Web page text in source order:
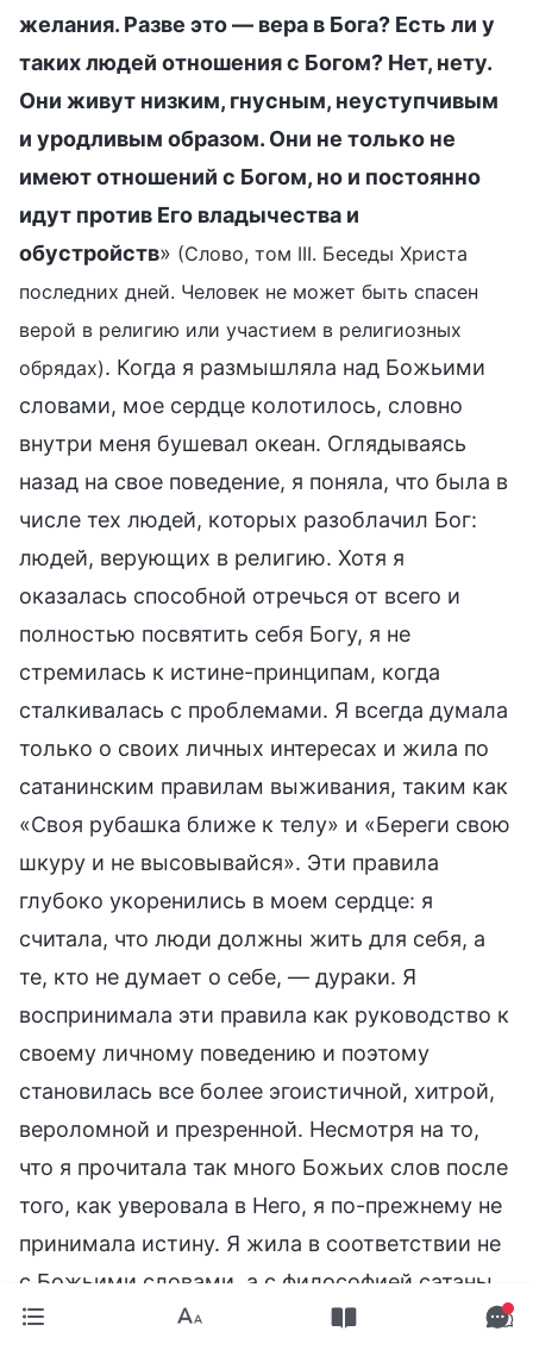
желания. Разве это — вера в Бога? Есть ли у
таких людей отношения с Богом? Нет, нету.
Они живут низким, гнусным, неуступчивым
и уродливым образом. Они не только не
имеют отношений с Богом, но и постоянно
идут против Его владычества и
обустройств» (Слово, том III. Беседы Христа
последних дней. Человек не может быть спасен
верой в религию или участием в религиозных
обрядах). Когда я размышляла над Божьими
словами, мое сердце колотилось, словно
внутри меня бушевал океан. Оглядываясь
назад на свое поведение, я поняла, что была в
числе тех людей, которых разоблачил Бог:
людей, верующих в религию. Хотя я
оказалась способной отречься от всего и
полностью посвятить себя Богу, я не
стремилась к истине-принципам, когда
сталкивалась с проблемами. Я всегда думала
только о своих личных интересах и жила по
сатанинским правилам выживания, таким как
«Своя рубашка ближе к телу» и «Береги свою
шкуру и не высовывайся». Эти правила
глубоко укоренились в моем сердце: я
считала, что люди должны жить для себя, а
те, кто не думает о себе, — дураки. Я
воспринимала эти правила как руководство к
своему личному поведению и поэтому
становилась все более эгоистичной, хитрой,
вероломной и презренной. Несмотря на то,
что я прочитала так много Божьих слов после
того, как уверовала в Него, я по-прежнему не
принимала истину. Я жила в соответствии не
с Божьими словами, а с философией сатаны.
В отношении вопроса отстранения Ян Ли, я